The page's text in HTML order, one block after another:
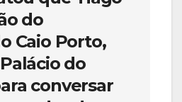
do
Caio Porto,
do
conversar